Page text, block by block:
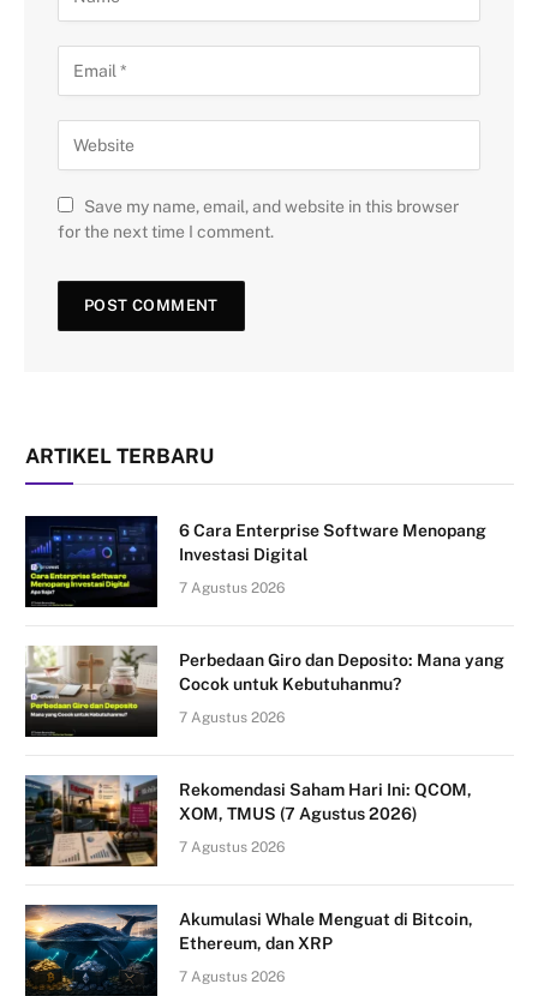
Save my name, email, and website in this browser
for the next time I comment.
ARTIKEL TERBARU
6 Cara Enterprise Software Menopang
Investasi Digital
7 Agustus 2026
Perbedaan Giro dan Deposito: Mana yang
Cocok untuk Kebutuhanmu?
7 Agustus 2026
Rekomendasi Saham Hari Ini: QCOM,
XOM, TMUS (7 Agustus 2026)
7 Agustus 2026
Akumulasi Whale Menguat di Bitcoin,
Ethereum, dan XRP
7 Agustus 2026